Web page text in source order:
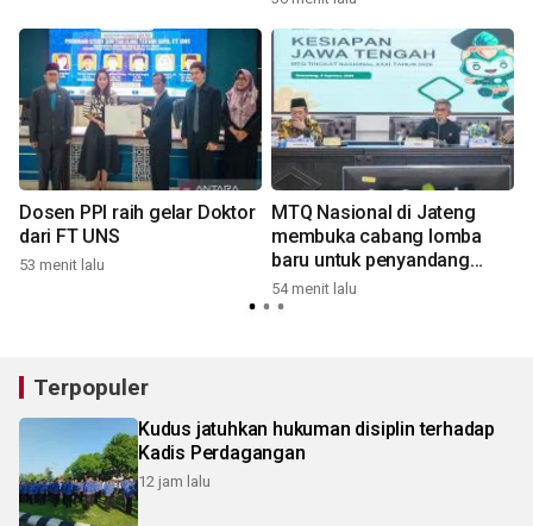
Dosen PPI raih gelar Doktor
dari FT UNS
53 menit lalu
MTQ Nasional di Jateng
membuka cabang lomba
baru untuk penyandang
disabilitas
54 menit lalu
Terpopuler
Kudus jatuhkan hukuman disiplin terhadap
Kadis Perdagangan
12 jam lalu